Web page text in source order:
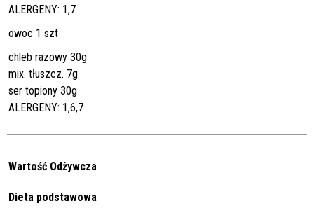
ALERGENY: 1,7
owoc 1 szt
chleb razowy 30g
mix. tłuszcz. 7g
ser topiony 30g
ALERGENY: 1,6,7
Wartość Odżywcza
Dieta podstawowa